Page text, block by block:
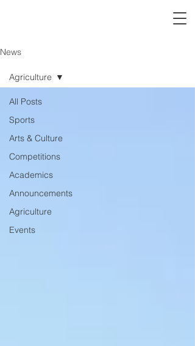
News
All Posts
Sports
Arts & Culture
Competitions
Academics
Announcements
Agriculture
Events
Agriculture